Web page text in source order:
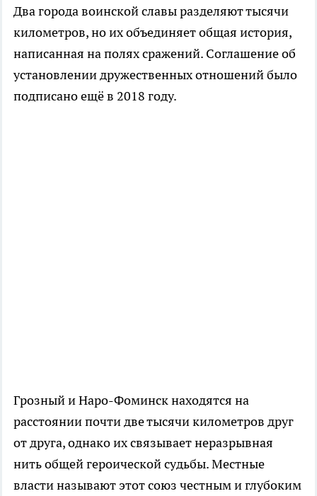
Два города воинской славы разделяют тысячи
километров, но их объединяет общая история,
написанная на полях сражений. Соглашение об
установлении дружественных отношений было
подписано ещё в 2018 году.
Грозный и Наро-Фоминск находятся на
расстоянии почти две тысячи километров друг
от друга, однако их связывает неразрывная
нить общей героической судьбы. Местные
власти называют этот союз честным и глубоким